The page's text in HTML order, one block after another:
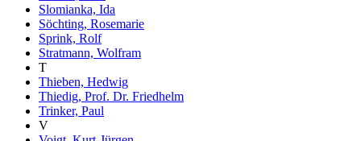
Slomianka, Ida
Söchting, Rosemarie
Sprink, Rolf
Stratmann, Wolfram
T
Thieben, Hedwig
Thiedig, Prof. Dr. Friedhelm
Trinker, Paul
V